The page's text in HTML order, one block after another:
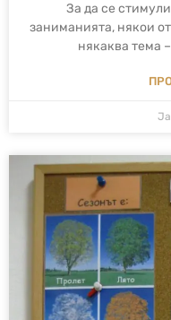
За да се
заниманията, някои
някаква тема